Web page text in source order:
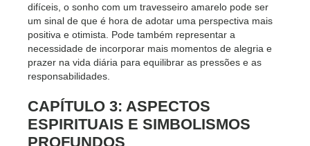
difíceis, o sonho com um travesseiro amarelo pode ser
um sinal de que é hora de adotar uma perspectiva mais
positiva e otimista. Pode também representar a
necessidade de incorporar mais momentos de alegria e
prazer na vida diária para equilibrar as pressões e as
responsabilidades.
CAPÍTULO 3: ASPECTOS
ESPIRITUAIS E SIMBOLISMOS
PROFUNDOS